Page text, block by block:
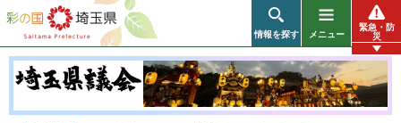
彩の国 埼玉県
情報を探す メニュー
緊急・防
災